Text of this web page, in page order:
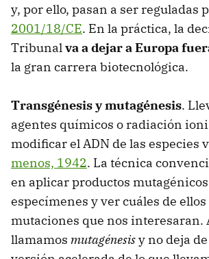
y, por ello, pasan a ser reguladas
2001/18/CE. En la práctica, la
Tribunalva a dejar a Europa
la gran carrera biotecnológica.
Transgénesis y mutagénesis.
agentes químicos o radiación
modificar el ADN de las especies
menos, 1942. La técnica
en aplicar productos
especímenes y ver cuáles de
mutaciones que nos interesaran.
llamamos mutagénesisy no deja